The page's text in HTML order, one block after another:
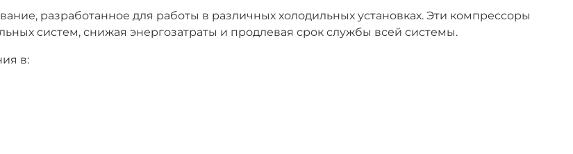
разработанное для работы в различных холодильных установках. Эти компрессоры
систем, снижая энергозатраты и продлевая срок службы всей системы.
в: